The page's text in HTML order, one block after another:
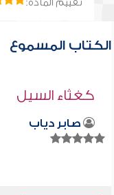
تقييم المادة:
الكتاب المسموع
كغثاء السيل
صابر دياب